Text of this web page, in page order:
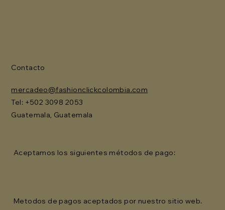
Contacto
mercadeo@fashionclickcolombia.com
Tel: ‪+502 3098 2053‬
Guatemala, Guatemala
Aceptamos los siguientes métodos de pago:
Metodos de pagos aceptados por nuestro sitio web.